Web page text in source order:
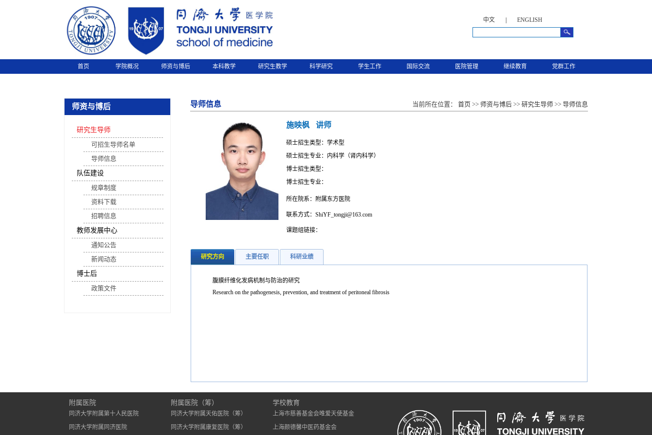
中文 ENGLISH
首页 学院概况 师资与博后 本科教学 研究生教学 科学研究 学生工作 国际交流 医院管理 继续教育 党群工作
师资与博后
研究生导师
可招生导师名单
导师信息
队伍建设
规章制度
资料下载
招聘信息
教师发展中心
通知公告
新闻动态
博士后
政策文件
导师信息 当前所在位置： 首页 >> 师资与博后 >> 研究生导师 >> 导师信息
施映枫 讲师
硕士招生类型：学术型
硕士招生专业：内科学（肾内科学）
博士招生类型：
博士招生专业：
所在院系：附属东方医院
联系方式：ShiYF_tongji@163.com
课题组链接：
研究方向 主要任职 科研业绩
腹膜纤维化发病机制与防治的研究
Research on the pathogenesis, prevention, and treatment of peritoneal fibrosis
附属医院
同济大学附属第十人民医院
同济大学附属同济医院
附属医院（筹）
同济大学附属天佑医院（筹）
同济大学附属康复医院（筹）
学校教育
上海市慈善基金会唯爱天使基金
上海颜德馨中医药基金会